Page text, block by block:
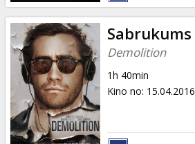
Sabrukums
Demolition
1h 40min
Kino no: 15.04.2016